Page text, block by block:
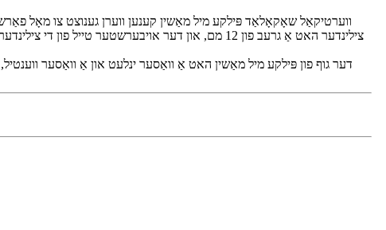
דער גוף פון פּילקע מיל מאַשין האט אַ וואַסער ינלעט און אַ וואַסער